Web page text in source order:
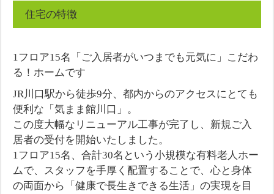
住宅の特徴
1フロア15名「ご入居者がいつまでも元気に」こだわ
る！ホームです
JR川口駅から徒歩9分、都内からのアクセスにとても
便利な「気まま館川口」。
この度大幅なリニューアル工事が完了し、新規ご入
居者の受付を開始いたしました。
1フロア15名、合計30名という小規模な有料老人ホー
ムで、スタッフを手厚く配置することで、心と身体
の両面から「健康で長生きできる生活」の実現を目